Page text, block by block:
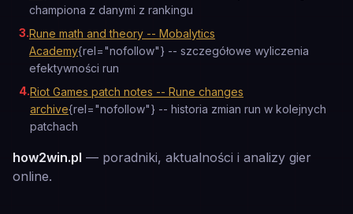
championa z danymi z rankingu
3.Rune math and theory -- Mobalytics
Academy{rel="nofollow"} -- szczegółowe wyliczenia
efektywności run
4.Riot Games patch notes -- Rune changes
archive{rel="nofollow"} -- historia zmian run w kolejnych
patchach
how2win.pl — poradniki, aktualności i analizy gier
online.